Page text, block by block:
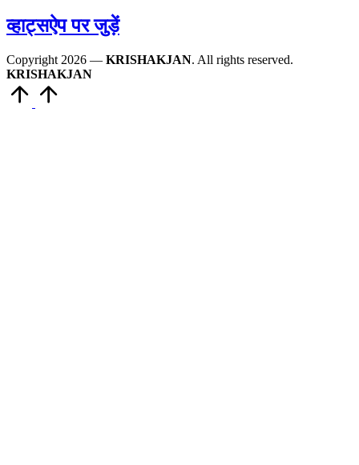
व्हाट्सऐप पर जुड़ें
Copyright 2026 — KRISHAKJAN. All rights reserved.
KRISHAKJAN